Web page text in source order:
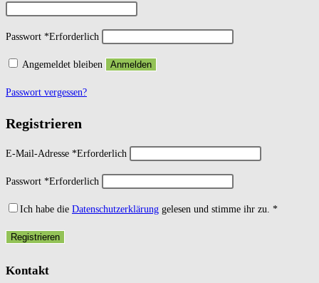
Passwort *Erforderlich
Angemeldet bleiben Anmelden
Passwort vergessen?
Registrieren
E-Mail-Adresse *Erforderlich
Passwort *Erforderlich
Ich habe die Datenschutzerklärung gelesen und stimme ihr zu. *
Registrieren
Kontakt